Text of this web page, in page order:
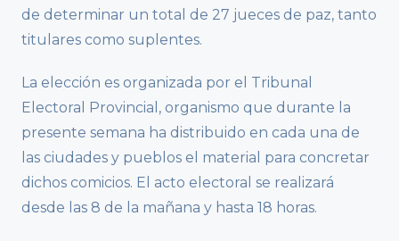
de determinar un total de 27 jueces de paz, tanto
titulares como suplentes.
La elección es organizada por el Tribunal
Electoral Provincial, organismo que durante la
presente semana ha distribuido en cada una de
las ciudades y pueblos el material para concretar
dichos comicios. El acto electoral se realizará
desde las 8 de la mañana y hasta 18 horas.